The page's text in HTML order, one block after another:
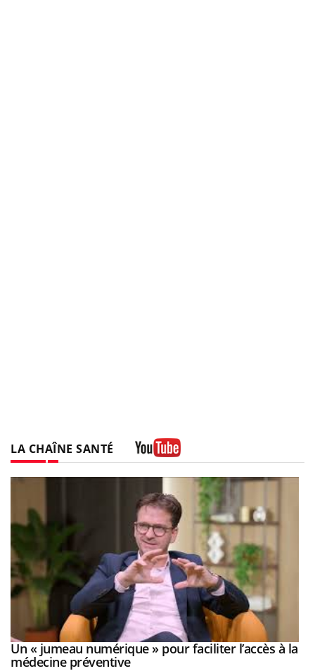
LA CHAÎNE SANTÉ
Youtube
Un « jumeau numérique » pour faciliter l’accès à la
médecine préventiveYoutube